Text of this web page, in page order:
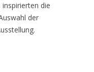
die
der